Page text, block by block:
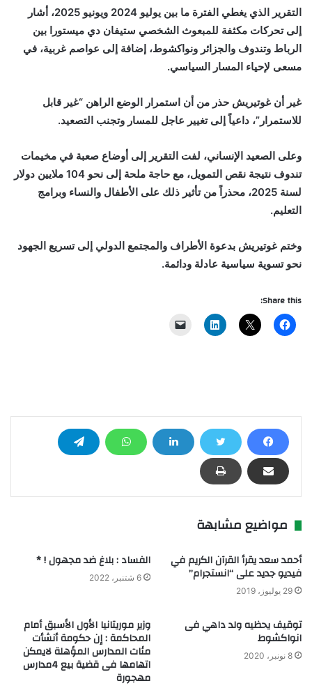
التقرير الذي يغطي الفترة ما بين يوليو 2024 ويونيو 2025، أشار
إلى تحركات مكثفة للمبعوث الشخصي ستيفان دي ميستورا بين
الرباط وتندوف والجزائر ونواكشوط، إضافة إلى عواصم غربية، في
مسعى لإحياء المسار السياسي.
غير أن غوتيريش حذر من أن استمرار الوضع الراهن “غير قابل
للاستمرار”، داعياً إلى تغيير عاجل للمسار وتجنب التصعيد.
وعلى الصعيد الإنساني، لفت التقرير إلى أوضاع صعبة في مخيمات
تندوف نتيجة نقص التمويل، مع حاجة ملحة إلى نحو 104 ملايين دولار
لسنة 2025، محذراً من تأثير ذلك على الأطفال والنساء وبرامج
التعليم.
وختم غوتيريش بدعوة الأطراف والمجتمع الدولي إلى تسريع الجهود
نحو تسوية سياسية عادلة ودائمة.
Share this:
مواضيع مشابهة
أحمد سعد يقرأ القرآن الكريم في
فيديو جديد على “انستجرام”
29 يوليوز، 2019
الفساد : بلاغ ضد مجهول ! *
6 شتنبر، 2022
توقيف يحظيه ولد داهي فى
انواكشوط
8 نونبر، 2020
وزير موريتانيا الأول الأسبق أمام
المحاكمة : إن حكومة أنشأت
مئات المدارس المؤهلة لايمكن
اتهامها فى قضية بيع 4مدارس
مهجورة